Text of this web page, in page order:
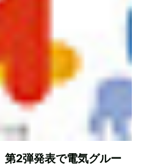
第2弾発表で電気グルー